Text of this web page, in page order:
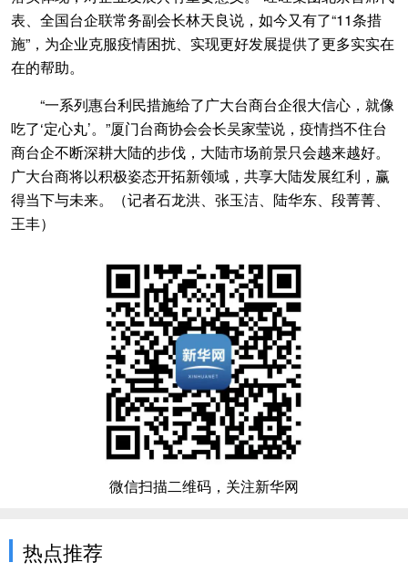
表、全国台企联常务副会长林天良说，如今又有了“11条措
施”，为企业克服疫情困扰、实现更好发展提供了更多实实在
在的帮助。
“一系列惠台利民措施给了广大台商台企很大信心，就像
吃了‘定心丸’。”厦门台商协会会长吴家莹说，疫情挡不住台
商台企不断深耕大陆的步伐，大陆市场前景只会越来越好。
广大台商将以积极姿态开拓新领域，共享大陆发展红利，赢
得当下与未来。（记者石龙洪、张玉洁、陆华东、段菁菁、
王丰）
微信扫描二维码，关注新华网
热点推荐